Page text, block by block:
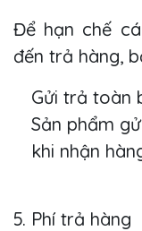
Để hạn chế
đến trả hàng,
Gửi trả toàn
Sản phẩm
khi nhận
5. Phí trả hàng